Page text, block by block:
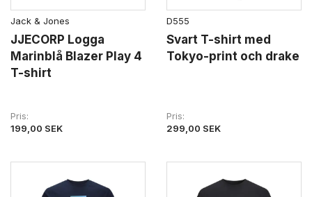
Jack & Jones
JJECORP Logga
Marinblå Blazer Play 4
T-shirt
Pris
199,00 SEK
D555
Svart T-shirt med
Tokyo-print och drake
Pris
299,00 SEK